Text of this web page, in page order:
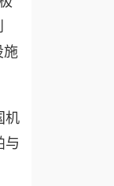
施
机
与